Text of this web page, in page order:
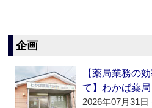
企画
【薬局業務の
て】わかば薬局
2026年07月31日